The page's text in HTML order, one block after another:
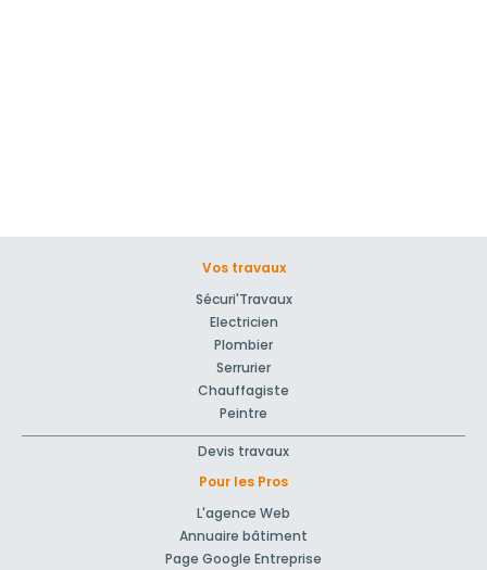
Vos travaux
Sécuri'Travaux
Electricien
Plombier
Serrurier
Chauffagiste
Peintre
Devis travaux
Pour les Pros
L'agence Web
Annuaire bâtiment
Page Google Entreprise